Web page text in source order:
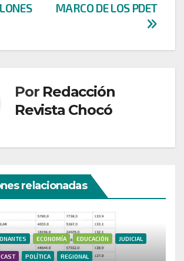
MARCO DE LOS PDET
Por Redacción
Revista Chocó
relacionadas
ECONOMÍA EDUCACIÓN JUDICIAL
POLÍTICA REGIONAL